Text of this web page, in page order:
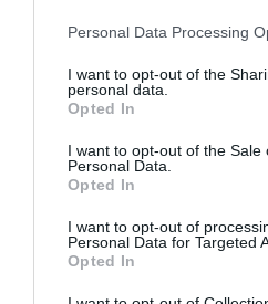
Personal Data Processing
I want to opt-out of the
personal data.
Opted In
I want to opt-out of the Sale
Personal Data.
Opted In
I want to opt-out of
Personal Data for Targeted
Opted In
Una manera d’aconseguir-
imprescindible, és
de la botiga o com es
en algorismes, però quan
els preguntem”, s’ha
cada establiment podria
per atreure nous clients i
ja té, siguin online o offline.